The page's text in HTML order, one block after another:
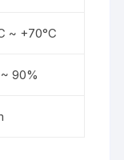
~ +70°C
90%